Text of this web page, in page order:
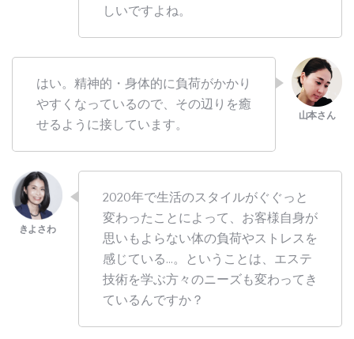
しいですよね。
はい。精神的・身体的に負荷がかかり
やすくなっているので、その辺りを癒
せるように接しています。
2020年で生活のスタイルがぐぐっと
変わったことによって、お客様自身が
思いもよらない体の負荷やストレスを
感じている…。ということは、エステ
技術を学ぶ方々のニーズも変わってき
ているんですか？